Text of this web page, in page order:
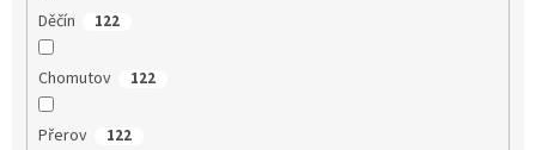
Děčín 122
Chomutov 122
Přerov 122